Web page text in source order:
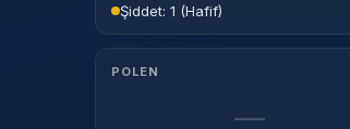
Şiddet: 1 (Hafif)
POLEN
—